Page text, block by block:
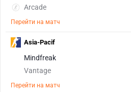
Arcade
Перейти на матч
Mindfreak
Vantage
Перейти на матч
Asia-Pacif